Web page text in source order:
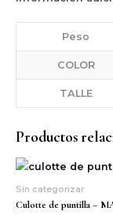
Peso
COLOR
TALLE
Productos
Sin categorizar
Culotte de puntilla –